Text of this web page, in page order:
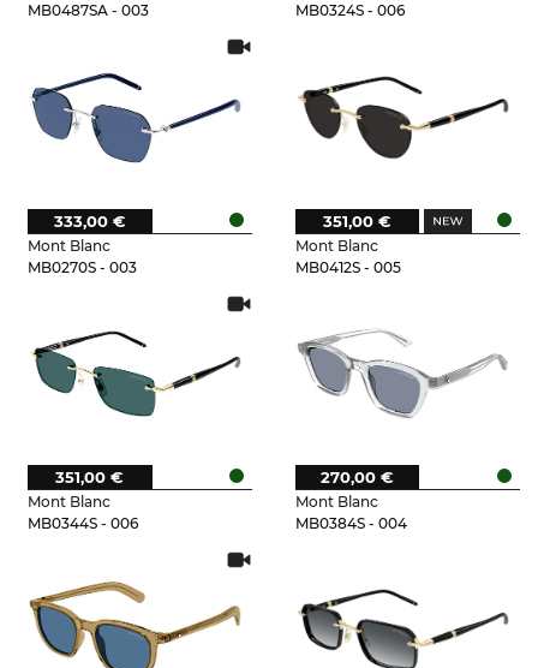
MB0487SA - 003
MB0324S - 006
Mont Blanc
MB0270S - 003
333,00 €
Mont Blanc
MB0412S - 005
351,00 €
Mont Blanc
MB0344S - 006
351,00 €
Mont Blanc
MB0384S - 004
270,00 €